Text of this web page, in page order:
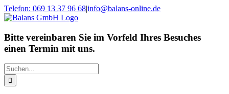
Zum
Inhalt
Telefon: 069 13 37 96 68|info@balans-online.de
Facebook
Instagram
YouTube
Bitte vereinbaren Sie im Vorfeld Ihres Besuches
einen Termin mit uns.
Suche
nach: